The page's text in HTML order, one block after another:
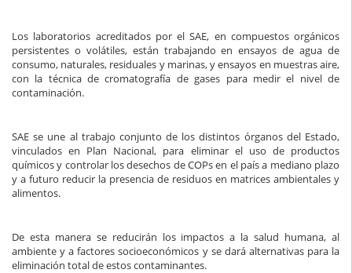
Los laboratorios acreditados por el SAE, en compuestos orgánicos
persistentes o volátiles, están trabajando en ensayos de agua de
consumo, naturales, residuales y marinas, y ensayos en muestras aire,
con la técnica de cromatografía de gases para medir el nivel de
contaminación.
SAE se une al trabajo conjunto de los distintos órganos del Estado,
vinculados en Plan Nacional, para eliminar el uso de productos
químicos y controlar los desechos de COPs en el país a mediano plazo
y a futuro reducir la presencia de residuos en matrices ambientales y
alimentos.
De esta manera se reducirán los impactos a la salud humana, al
ambiente y a factores socioeconómicos y se dará alternativas para la
eliminación total de estos contaminantes.